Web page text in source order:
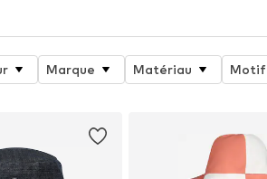
Marque Matériau Motif